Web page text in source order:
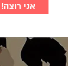
אני